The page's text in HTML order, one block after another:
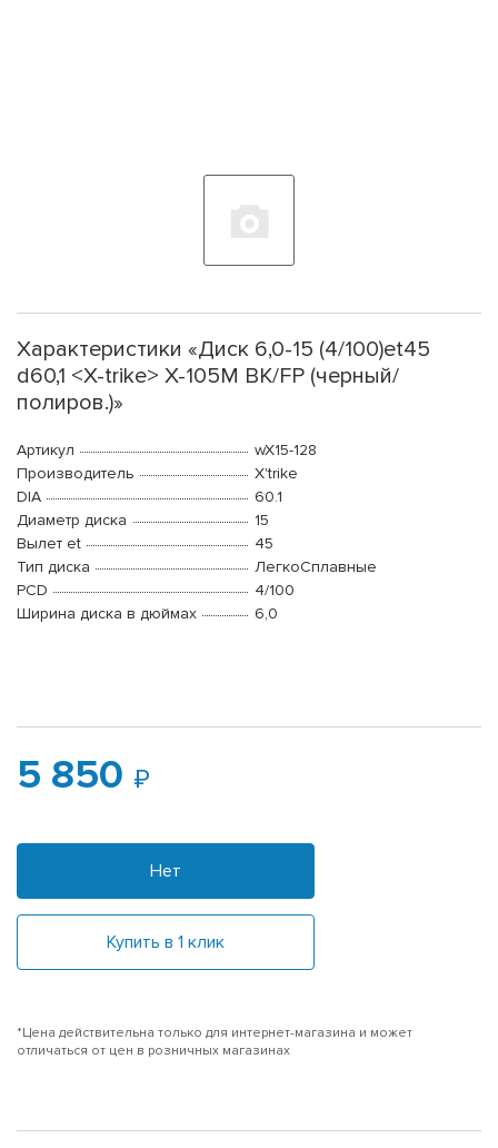
Характеристики «Диск 6,0-15 (4/100)et45
d60,1 <X-trike> X-105M BK/FP (черный/
полиров.)»
Артикул
wX15-128
Производитель
X'trike
DIA
60.1
Диаметр диска
15
Вылет et
45
Тип диска
ЛегкоСплавные
PCD
4/100
Ширина диска в дюймах
6,0
5 850
Нет
Купить в 1 клик
*Цена действительна только для интернет-магазина и может
отличаться от цен в розничных магазинах